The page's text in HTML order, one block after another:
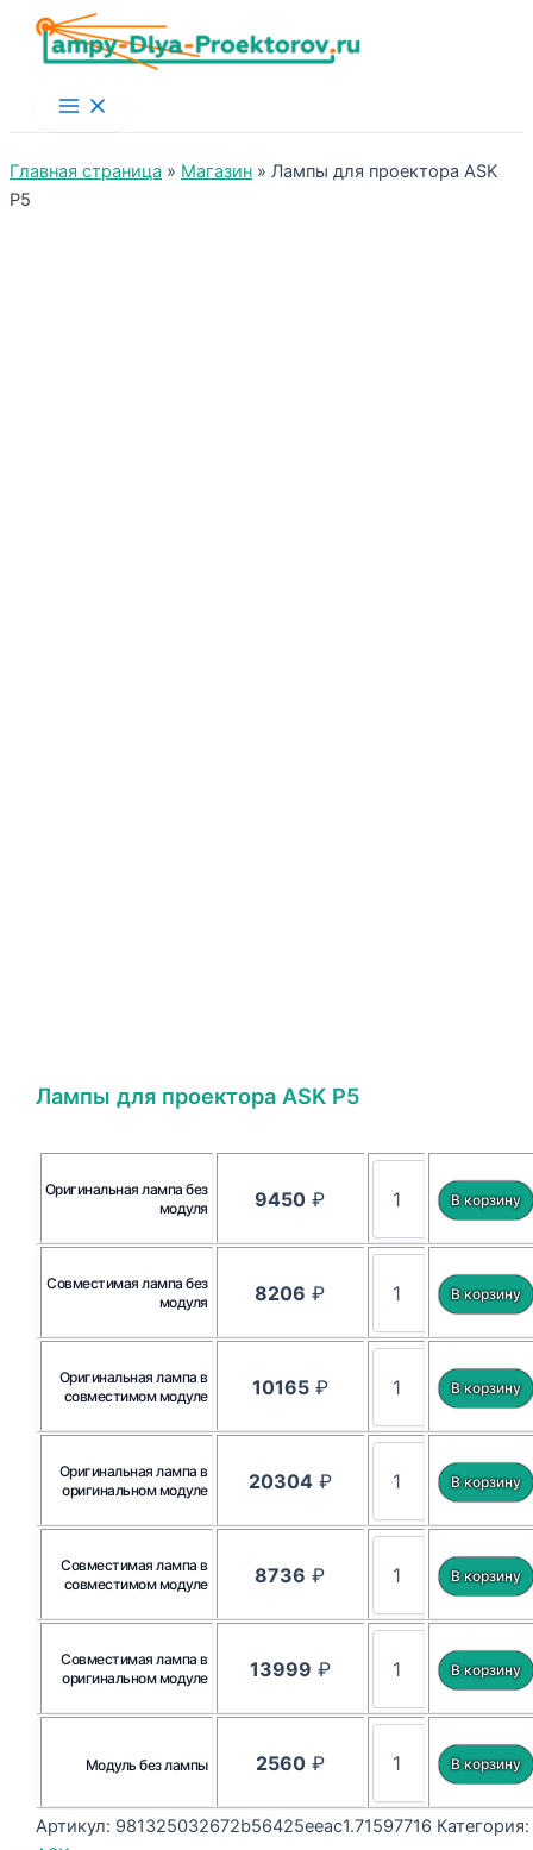
Main
Menu
Главная страница » Магазин » Лампы для проектора ASK
P5
Лампы для проектора ASK P5
Оригинальная лампа без
модуля
9450 ₽
Совместимая лампа без
модуля
8206 ₽
Оригинальная лампа в
совместимом модуле
10165₽
Оригинальная лампа в
оригинальном модуле
20304₽
Совместимая лампа в
совместимом модуле
8736 ₽
Совместимая лампа в
оригинальном модуле
13999 ₽
Модуль без лампы 2560₽
Артикул: 981325032672b56425eeac1.71597716 Категория: